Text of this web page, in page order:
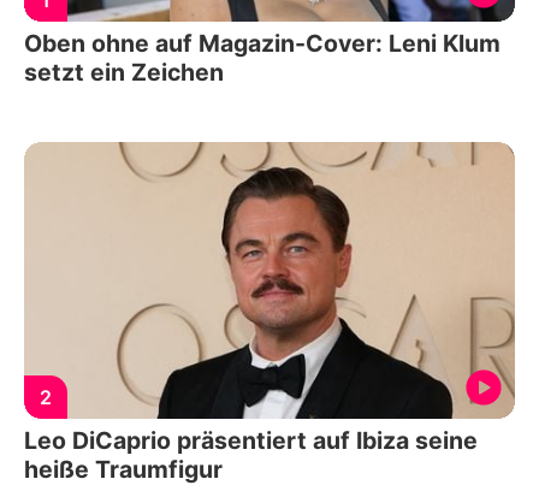
Oben ohne auf Magazin-Cover: Leni Klum
setzt ein Zeichen
2
Leo DiCaprio präsentiert auf Ibiza seine
heiße Traumfigur